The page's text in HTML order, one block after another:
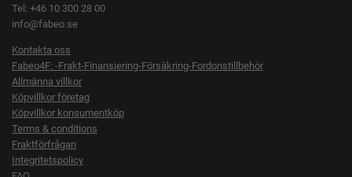
Tel: +46 10 300 28 00
info@fabeo.se
Kontakta oss
Fabeo4F: -Frakt-Finansiering-Försäkring-Fordonstillbehör
Allmänna villkor
Köpvillkor företag
Köpvillkor konsumentköp
Terms & conditions
Fraktförfrågan
Integritetspolicy